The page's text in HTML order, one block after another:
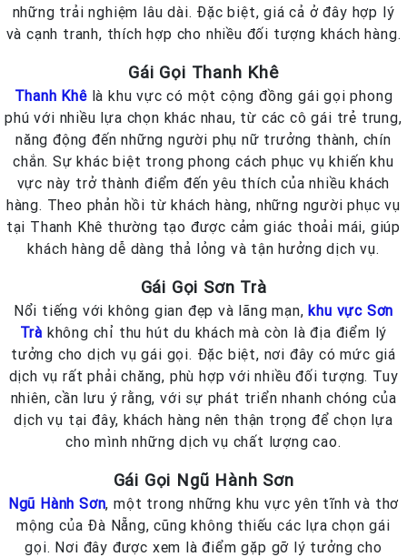
những trải nghiệm lâu dài. Đặc biệt, giá cả ở đây hợp lý
và cạnh tranh, thích hợp cho nhiều đối tượng khách hàng.
Gái Gọi Thanh Khê
Thanh Khêlà khu vực có một cộng đồng gái gọi phong
phú với nhiều lựa chọn khác nhau, từ các cô gái trẻ trung,
năng động đến những người phụ nữ trưởng thành, chín
chắn. Sự khác biệt trong phong cách phục vụ khiến khu
vực này trở thành điểm đến yêu thích của nhiều khách
hàng. Theo phản hồi từ khách hàng, những người phục vụ
tại Thanh Khê thường tạo được cảm giác thoải mái, giúp
khách hàng dễ dàng thả lỏng và tận hưởng dịch vụ.
Gái Gọi Sơn Trà
Nổi tiếng với không gian đẹp và lãng mạn,khu vực Sơn
Trà không chỉ thu hút du khách mà còn là địa điểm lý
tưởng cho dịch vụ gái gọi. Đặc biệt, nơi đây có mức giá
dịch vụ rất phải chăng, phù hợp với nhiều đối tượng. Tuy
nhiên, cần lưu ý rằng, với sự phát triển nhanh chóng của
dịch vụ tại đây, khách hàng nên thận trọng để chọn lựa
cho mình những dịch vụ chất lượng cao.
Gái Gọi Ngũ Hành Sơn
Ngũ Hành Sơn, một trong những khu vực yên tĩnh và thơ
mộng của Đà Nẵng, cũng không thiếu các lựa chọn gái
gọi. Nơi đây được xem là điểm gặp gỡ lý tưởng cho